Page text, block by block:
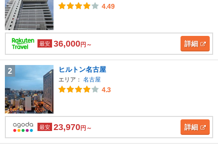
4.49
最安 36,000円～ 詳細
2 ヒルトン名古屋
エリア： 名古屋
4.3
最安 23,970円～ 詳細